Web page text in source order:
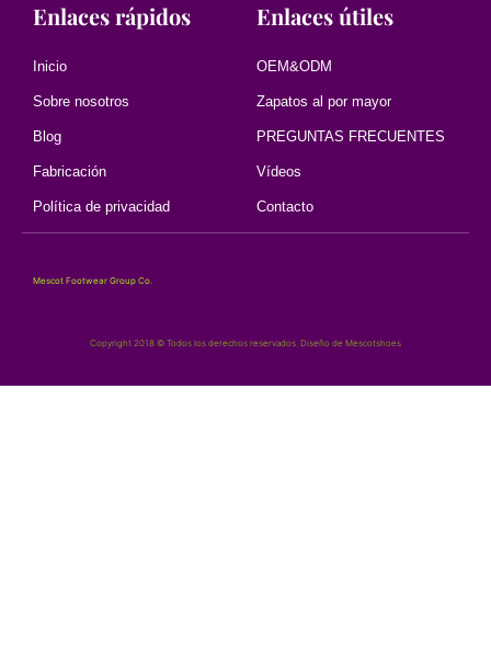
Enlaces rápidos
Inicio
Sobre nosotros
Blog
Fabricación
Política de privacidad
Enlaces útiles
OEM&ODM
Zapatos al por mayor
PREGUNTAS FRECUENTES
Vídeos
Contacto
Mescot Footwear Group Co.
Copyright 2018 © Todos los derechos reservados. Diseño de Mescotshoes